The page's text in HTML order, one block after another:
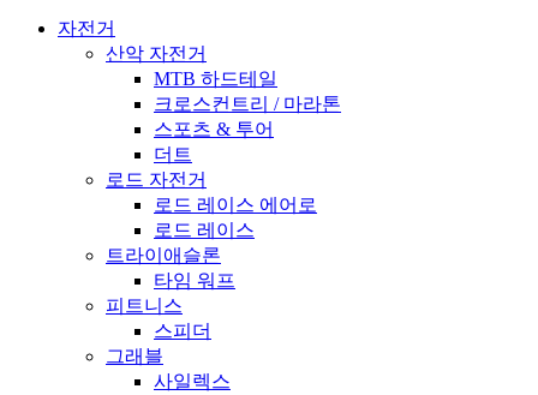
자전거
산악 자전거
MTB 하드테일
크로스컨트리 / 마라톤
스포츠 & 투어
더트
로드 자전거
로드 레이스 에어로
로드 레이스
트라이애슬론
타임 워프
피트니스
스피더
그래블
사일렉스